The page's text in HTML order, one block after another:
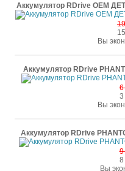
Аккумулятор RDrive OEM
Вы
Аккумулятор RDrive
6
3
Вы
Аккумулятор RDrive
9
8
Вы